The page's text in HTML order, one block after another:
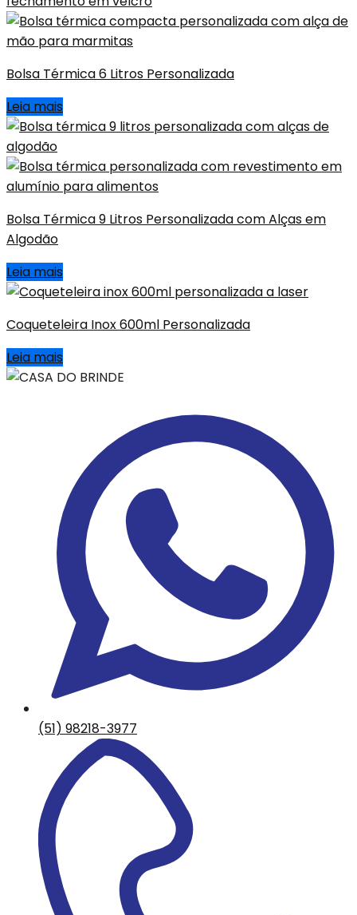
Bolsa Térmica 6 Litros Personalizada
Leia mais
Bolsa Térmica 9 Litros Personalizada com Alças em
Algodão
Leia mais
Coqueteleira Inox 600ml Personalizada
Leia mais
(51) 98218-3977